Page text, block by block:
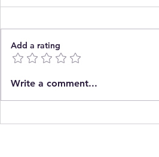
The End of Energy
Add a rating
Write a comment...